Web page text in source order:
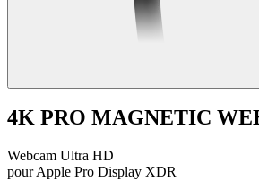
4K PRO MAGNETIC
Webcam Ultra HD
pour Apple Pro Display XDR